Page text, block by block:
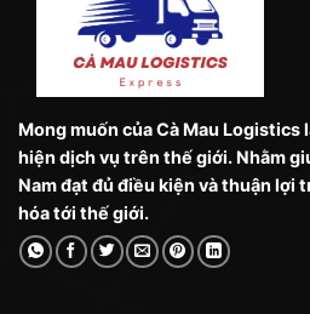
Mong muốn của Cà Mau
hiện dịch vụ trên thế giới. Nhằm
Nam đạt đủ điều kiện và thuận lợi
hóa tới thế giới.